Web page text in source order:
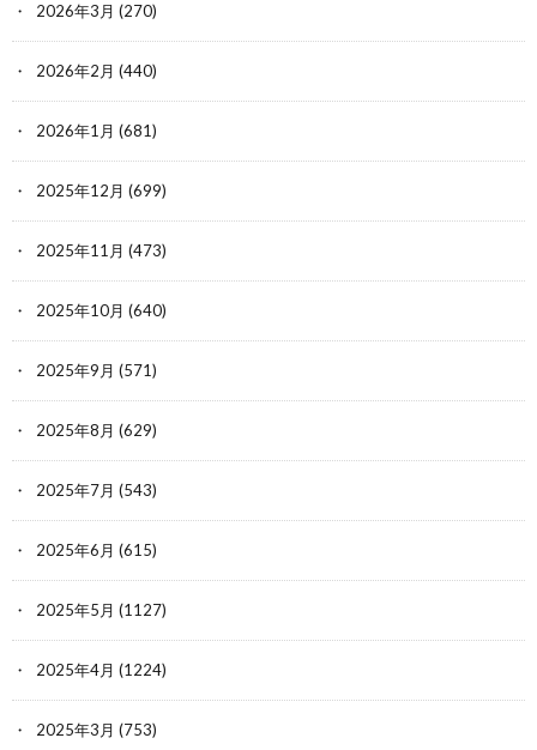
2026年3月 (270)
2026年2月 (440)
2026年1月 (681)
2025年12月 (699)
2025年11月 (473)
2025年10月 (640)
2025年9月 (571)
2025年8月 (629)
2025年7月 (543)
2025年6月 (615)
2025年5月 (1127)
2025年4月 (1224)
2025年3月 (753)